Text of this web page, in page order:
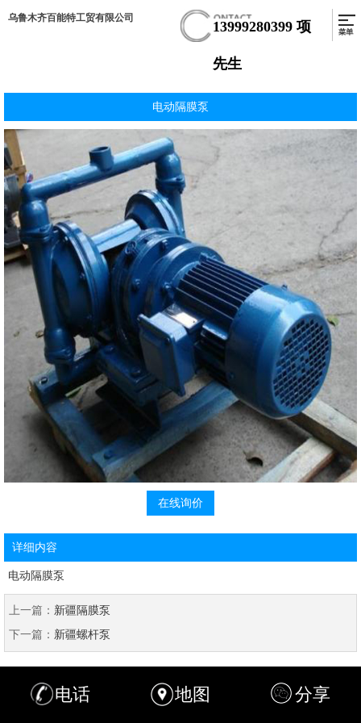
乌鲁木齐百能特工贸有限公司
13999280399 项
先生
电动隔膜泵
在线询价
详细内容
电动隔膜泵
上一篇： 新疆隔膜泵
下一篇： 新疆螺杆泵
电话 地图 分享